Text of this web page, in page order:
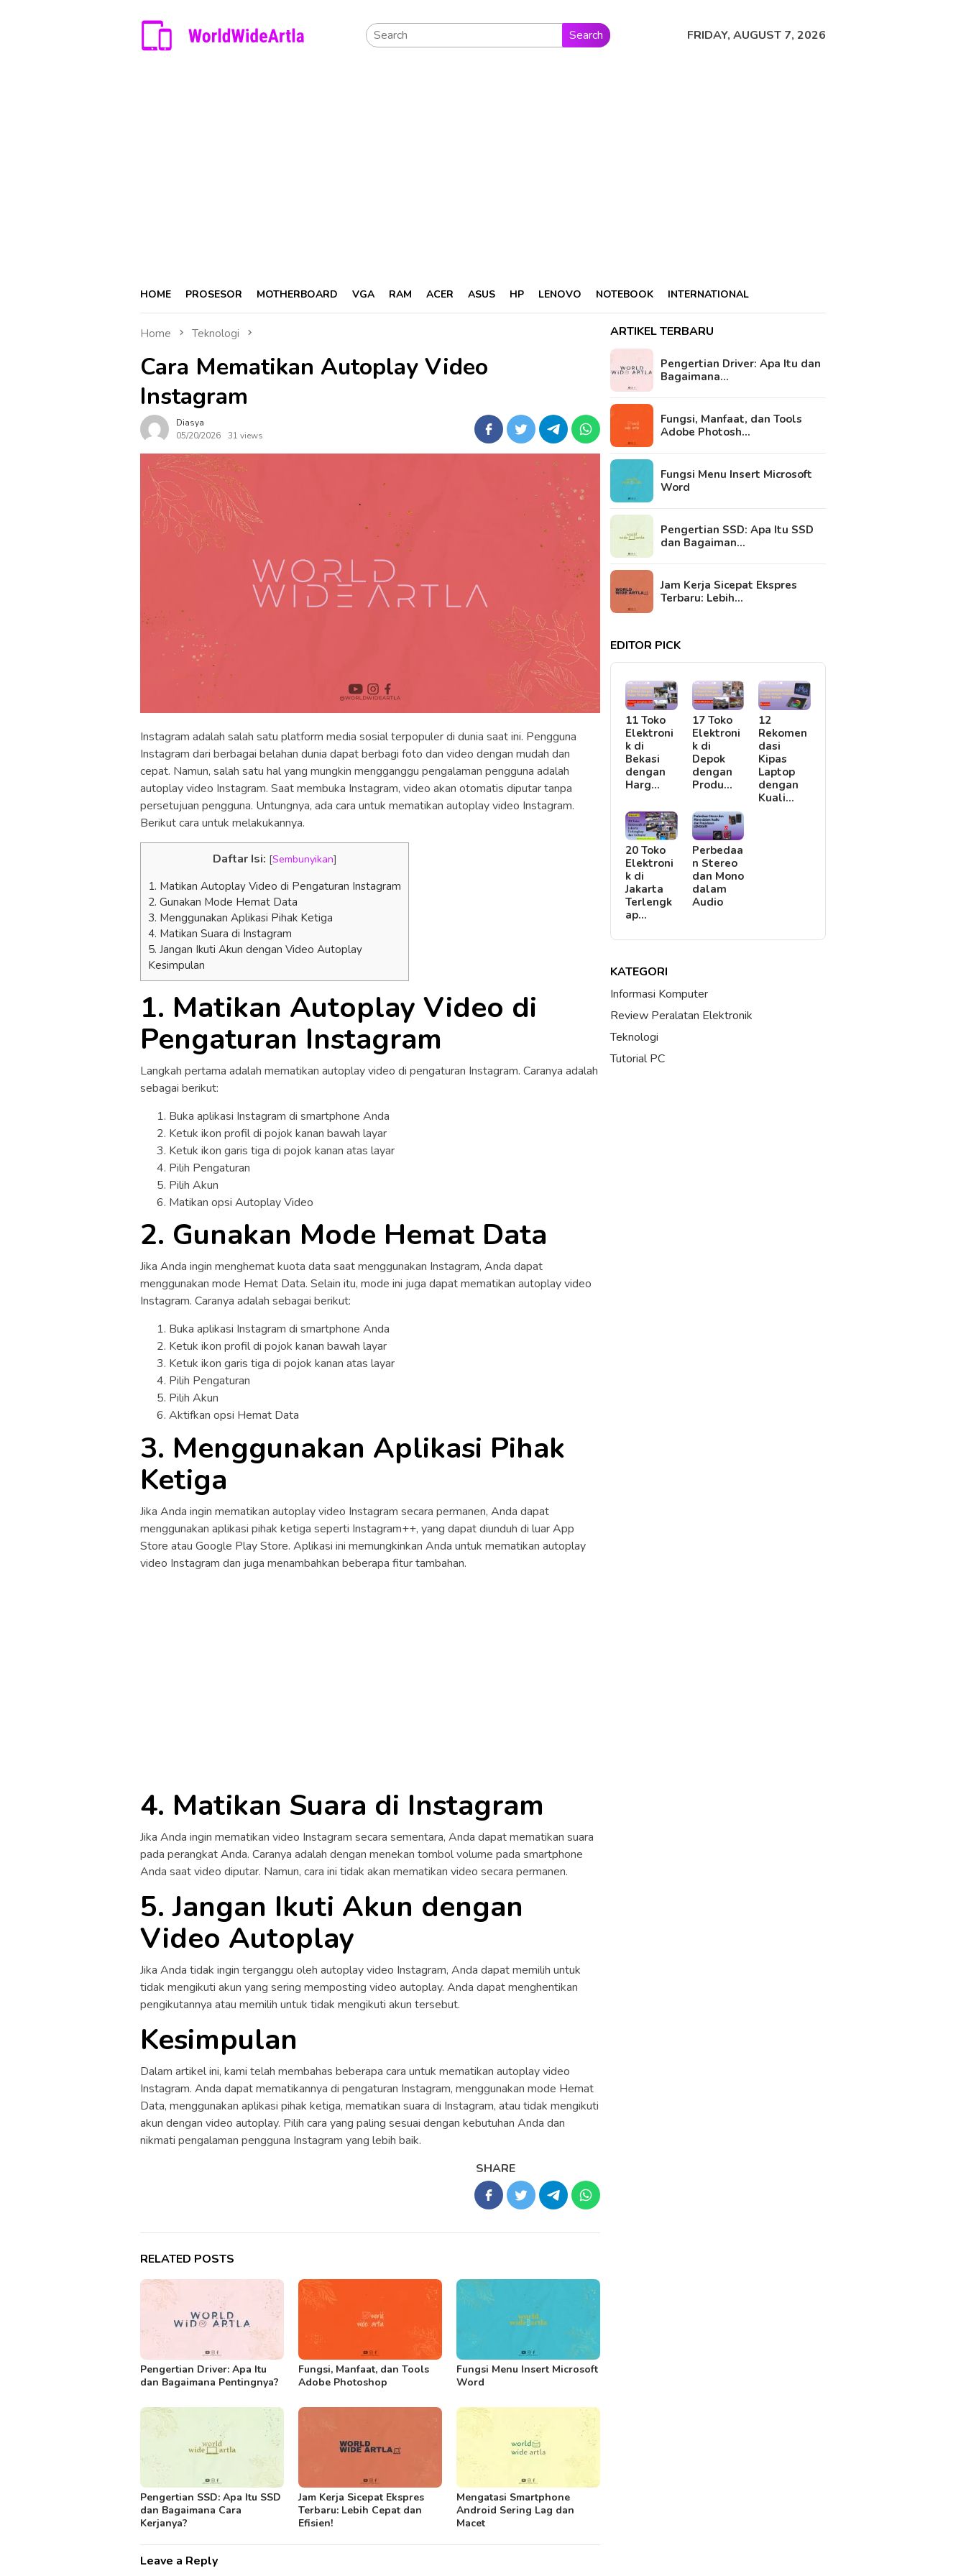
Search FRIDAY, AUGUST 7, 2026
HOME PROSESOR MOTHERBOARD VGA RAM ACER ASUS HP LENOVO NOTEBOOK INTERNATIONAL
Home Teknologi
Cara Mematikan Autoplay Video
Instagram
Diasya
05/20/2026
31 views
Instagram adalah salah satu platform media sosial terpopuler di dunia saat ini. Pengguna
Instagram dari berbagai belahan dunia dapat berbagi foto dan video dengan mudah dan
cepat. Namun, salah satu hal yang mungkin mengganggu pengalaman pengguna adalah
autoplay video Instagram. Saat membuka Instagram, video akan otomatis diputar tanpa
persetujuan pengguna. Untungnya, ada cara untuk mematikan autoplay video Instagram.
Berikut cara untuk melakukannya.
Daftar Isi: [Sembunyikan]
1. Matikan Autoplay Video di Pengaturan Instagram
2. Gunakan Mode Hemat Data
3. Menggunakan Aplikasi Pihak Ketiga
4. Matikan Suara di Instagram
5. Jangan Ikuti Akun dengan Video Autoplay
Kesimpulan
1. Matikan Autoplay Video di
Pengaturan Instagram
Langkah pertama adalah mematikan autoplay video di pengaturan Instagram. Caranya adalah
sebagai berikut:
Buka aplikasi Instagram di smartphone Anda
Ketuk ikon profil di pojok kanan bawah layar
Ketuk ikon garis tiga di pojok kanan atas layar
Pilih Pengaturan
Pilih Akun
Matikan opsi Autoplay Video
2. Gunakan Mode Hemat Data
Jika Anda ingin menghemat kuota data saat menggunakan Instagram, Anda dapat
menggunakan mode Hemat Data. Selain itu, mode ini juga dapat mematikan autoplay video
Instagram. Caranya adalah sebagai berikut:
Buka aplikasi Instagram di smartphone Anda
Ketuk ikon profil di pojok kanan bawah layar
Ketuk ikon garis tiga di pojok kanan atas layar
Pilih Pengaturan
Pilih Akun
Aktifkan opsi Hemat Data
3. Menggunakan Aplikasi Pihak
Ketiga
Jika Anda ingin mematikan autoplay video Instagram secara permanen, Anda dapat
menggunakan aplikasi pihak ketiga seperti Instagram++, yang dapat diunduh di luar App
Store atau Google Play Store. Aplikasi ini memungkinkan Anda untuk mematikan autoplay
video Instagram dan juga menambahkan beberapa fitur tambahan.
4. Matikan Suara di Instagram
Jika Anda ingin mematikan video Instagram secara sementara, Anda dapat mematikan suara
pada perangkat Anda. Caranya adalah dengan menekan tombol volume pada smartphone
Anda saat video diputar. Namun, cara ini tidak akan mematikan video secara permanen.
5. Jangan Ikuti Akun dengan
Video Autoplay
Jika Anda tidak ingin terganggu oleh autoplay video Instagram, Anda dapat memilih untuk
tidak mengikuti akun yang sering memposting video autoplay. Anda dapat menghentikan
pengikutannya atau memilih untuk tidak mengikuti akun tersebut.
Kesimpulan
Dalam artikel ini, kami telah membahas beberapa cara untuk mematikan autoplay video
Instagram. Anda dapat mematikannya di pengaturan Instagram, menggunakan mode Hemat
Data, menggunakan aplikasi pihak ketiga, mematikan suara di Instagram, atau tidak mengikuti
akun dengan video autoplay. Pilih cara yang paling sesuai dengan kebutuhan Anda dan
nikmati pengalaman pengguna Instagram yang lebih baik.
SHARE
RELATED POSTS
Pengertian Driver: Apa Itu
dan Bagaimana Pentingnya?
Fungsi, Manfaat, dan Tools
Adobe Photoshop
Fungsi Menu Insert Microsoft
Word
Pengertian SSD: Apa Itu SSD
dan Bagaimana Cara
Kerjanya?
Jam Kerja Sicepat Ekspres
Terbaru: Lebih Cepat dan
Efisien!
Mengatasi Smartphone
Android Sering Lag dan
Macet
Leave a Reply
ARTIKEL TERBARU
Pengertian Driver: Apa Itu dan
Bagaimana…
Fungsi, Manfaat, dan Tools
Adobe Photosh…
Fungsi Menu Insert Microsoft
Word
Pengertian SSD: Apa Itu SSD
dan Bagaiman…
Jam Kerja Sicepat Ekspres
Terbaru: Lebih…
EDITOR PICK
11 Toko
Elektroni
k di
Bekasi
dengan
Harg…
17 Toko
Elektroni
k di
Depok
dengan
Produ…
12
Rekomen
dasi
Kipas
Laptop
dengan
Kuali…
20 Toko
Elektroni
k di
Jakarta
Terlengk
ap…
Perbedaa
n Stereo
dan Mono
dalam
Audio
KATEGORI
Informasi Komputer
Review Peralatan Elektronik
Teknologi
Tutorial PC